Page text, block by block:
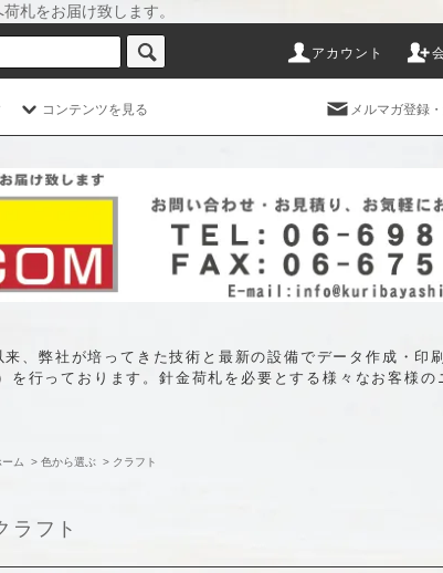
札をお届け致します。
アカウント
コンテンツを見る メルマガ登録
、弊社が培ってきた技術と最新の設備でデータ作成・印
を行っております。針金荷札を必要とする様々なお客様の
ーム > 色から選ぶ > クラフト
ラフト